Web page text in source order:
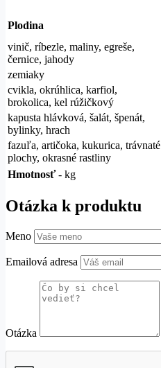
Plodina
vinič, ríbezle, maliny, egreše,
černice, jahody
zemiaky
cvikla, okrúhlica, karfiol,
brokolica, kel rúžičkový
kapusta hlávková, šalát, špenát,
bylinky, hrach
fazuľa, artičoka, kukurica, trávnaté
plochy, okrasné rastliny
Hmotnosť - kg
Otázka k produktu
Meno
Emailová adresa
Otázka